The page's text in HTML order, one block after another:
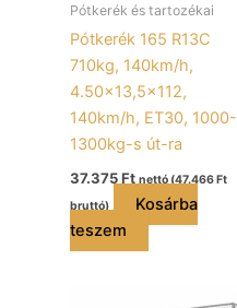
Pótkerék és tartozékai
Pótkerék 165 R13C
710kg, 140km/h,
4.50×13,5×112,
140km/h, ET30, 1000-
1300kg-s út-ra
37.375Ft nettó (47.466 Ft
bruttó)
Kosárba
teszem